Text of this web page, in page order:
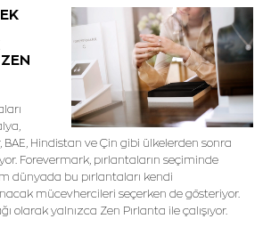
BAE, Hindistan ve Çin gibi ülkelerden sonra
Forevermark, pırlantaların seçiminde
dünyada bu pırlantaları kendi
mücevhercileri seçerken de gösteriyor.
olarak yalnızca Zen Pırlanta ile çalışıyor.